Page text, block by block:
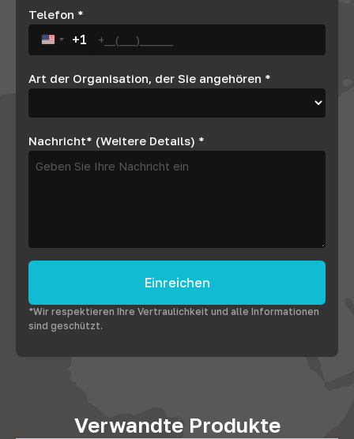
Telefon *
United States +1
+1
Art der Organisation, der Sie angehören *
Nachricht* (Weitere Details) *
Einreichen
*Wir respektieren Ihre Vertraulichkeit und alle Informationen
sind geschützt.
Verwandte Produkte